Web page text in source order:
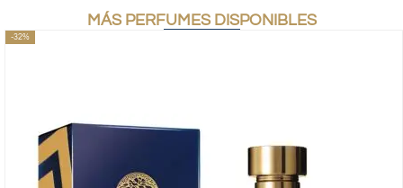
MÁS PERFUMES DISPONIBLES
-32%